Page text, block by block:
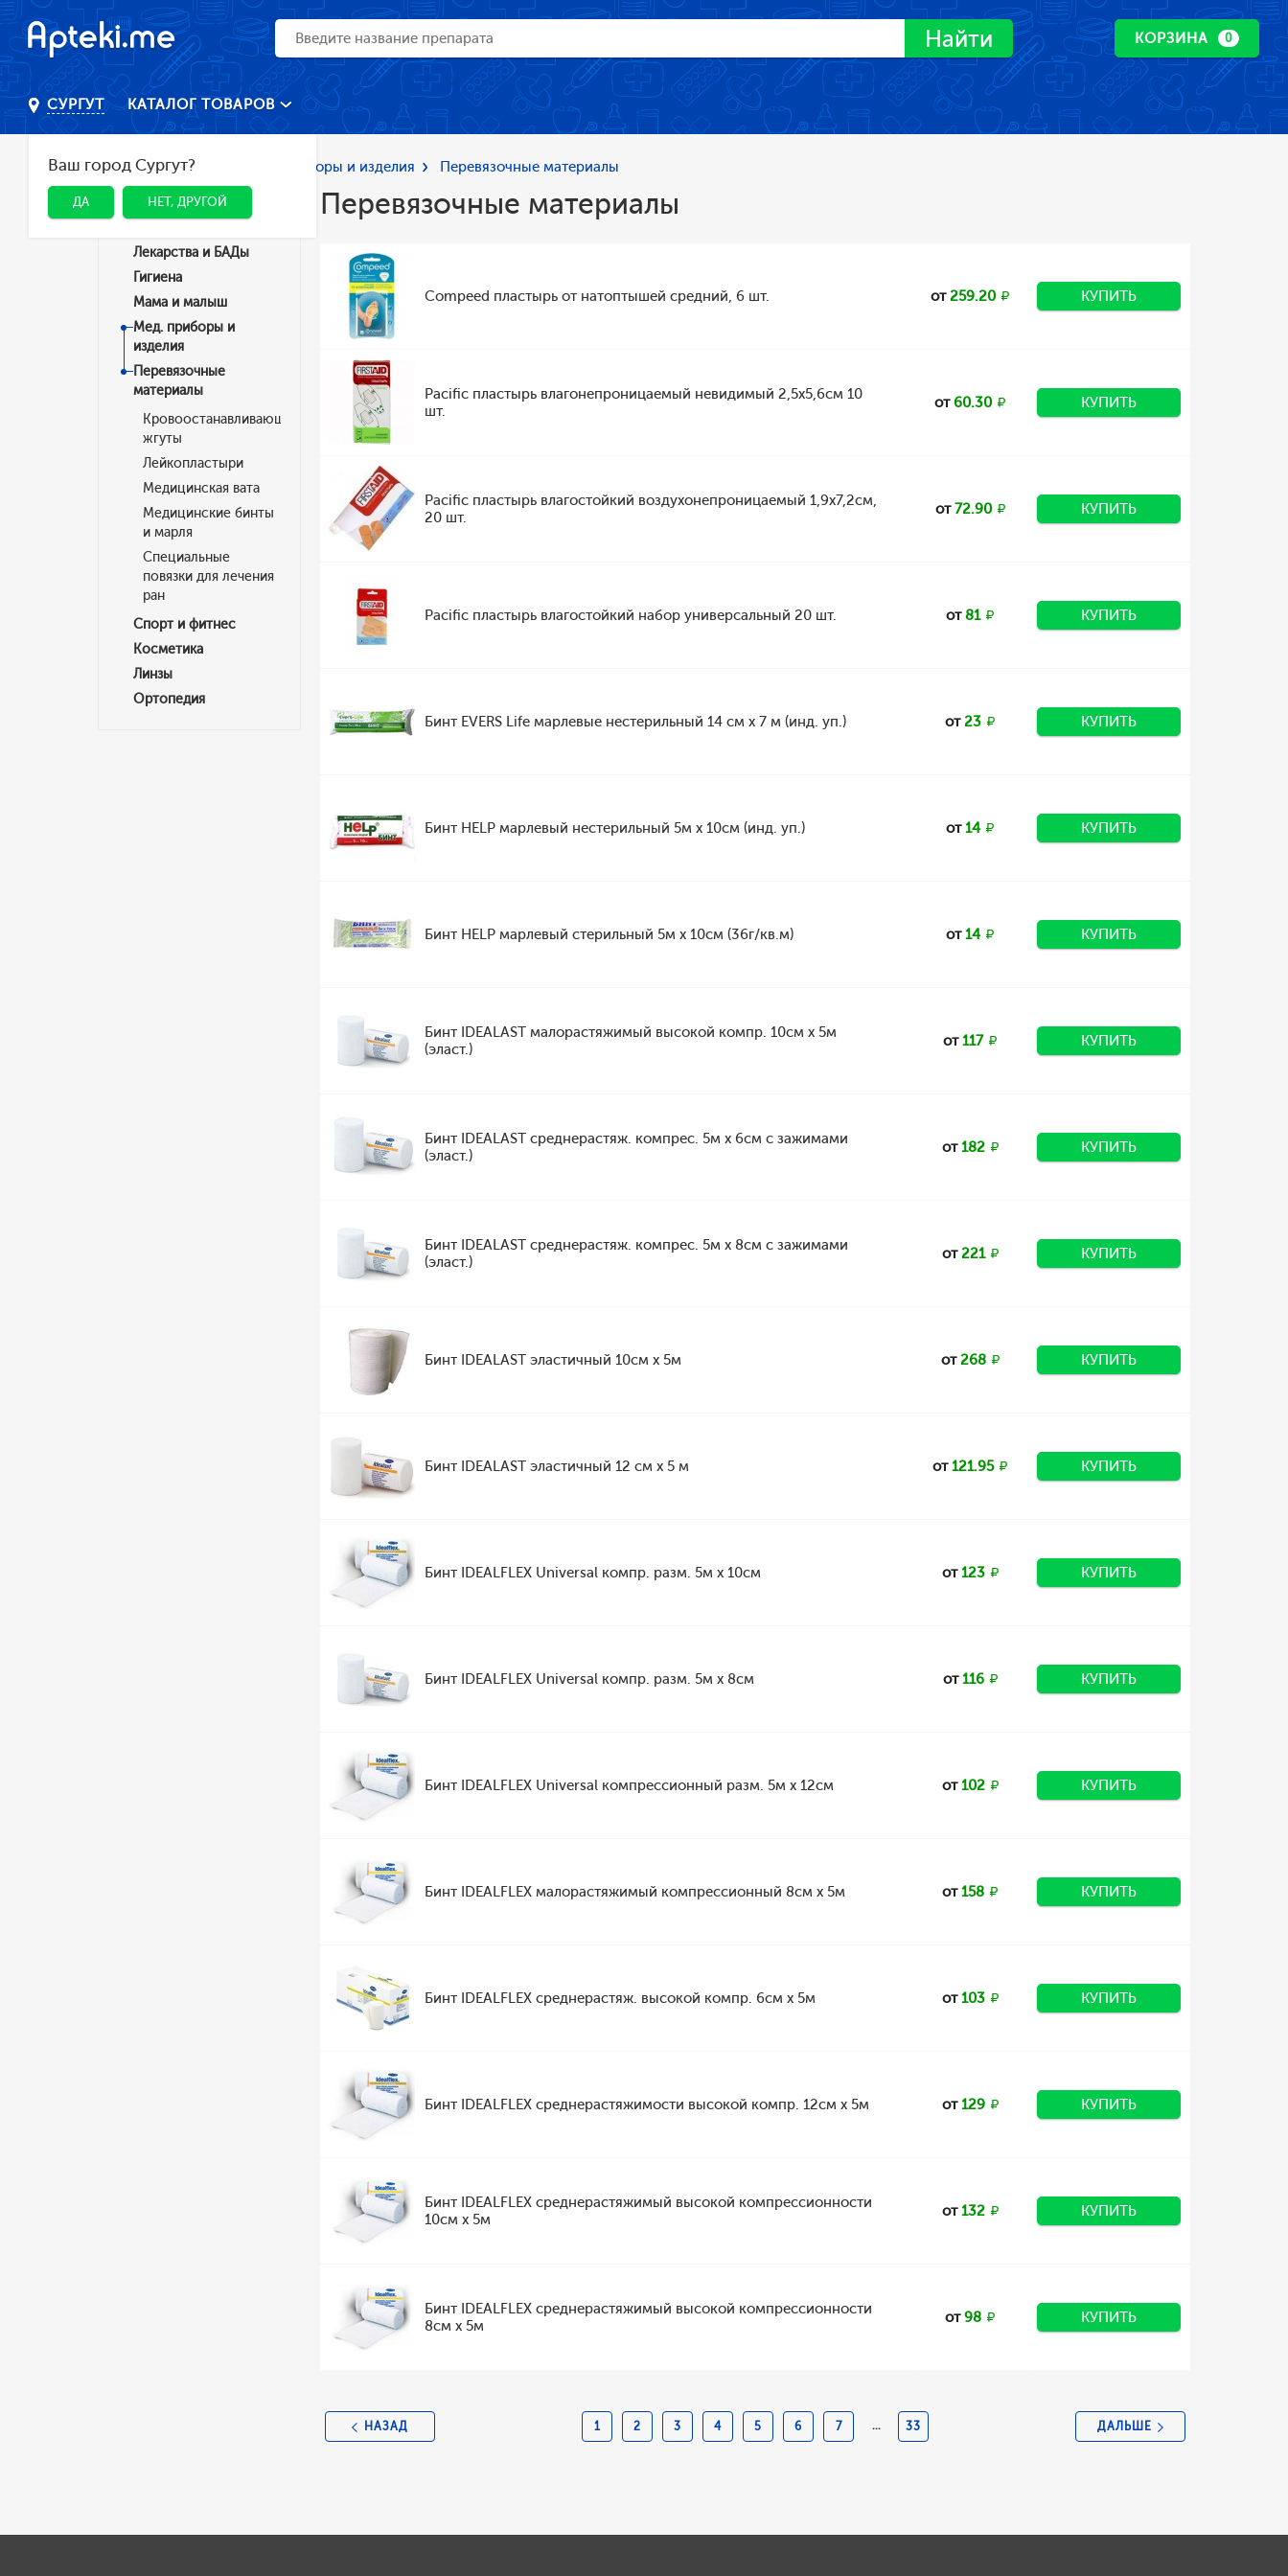
Найти КОРЗИНА 0
СУРГУТ
Ваш город Сургут?
ДА НЕТ, ДРУГОЙ
КАТАЛОГ ТОВАРОВ
Главная Каталог Мед. приборы и изделия Перевязочные материалы
Категории
Лекарства и БАДы
Гигиена
Мама и малыш
Мед. приборы и
изделия
Перевязочные
материалы
Кровоостанавливающие
жгуты
Лейкопластыри
Медицинская вата
Медицинские бинты
и марля
Специальные
повязки для лечения
ран
Спорт и фитнес
Косметика
Линзы
Ортопедия
Перевязочные материалы
Compeed пластырь от натоптышей средний, 6 шт. от259.20 КУПИТЬ
Pacific пластырь влагонепроницаемый невидимый 2,5х5,6см 10
шт.
от60.30 КУПИТЬ
Pacific пластырь влагостойкий воздухонепроницаемый 1,9х7,2см,
20 шт.
от72.90 КУПИТЬ
Pacific пластырь влагостойкий набор универсальный 20 шт. от81 КУПИТЬ
Бинт EVERS Life марлевые нестерильный 14 см х 7 м (инд. уп.) от23 КУПИТЬ
Бинт HELP марлевый нестерильный 5м х 10см (инд. уп.) от14 КУПИТЬ
Бинт HELP марлевый стерильный 5м х 10см (36г/кв.м) от14 КУПИТЬ
Бинт IDEALAST малорастяжимый высокой компр. 10см х 5м
(эласт.)
от117 КУПИТЬ
Бинт IDEALAST среднерастяж. компрес. 5м х 6см с зажимами
(эласт.)
от182 КУПИТЬ
Бинт IDEALAST среднерастяж. компрес. 5м х 8см с зажимами
(эласт.)
от221 КУПИТЬ
Бинт IDEALAST эластичный 10см х 5м от268 КУПИТЬ
Бинт IDEALAST эластичный 12 см х 5 м от121.95 КУПИТЬ
Бинт IDEALFLEX Universal компр. разм. 5м x 10см от123 КУПИТЬ
Бинт IDEALFLEX Universal компр. разм. 5м х 8cм от116 КУПИТЬ
Бинт IDEALFLEX Universal компрессионный разм. 5м x 12см от102 КУПИТЬ
Бинт IDEALFLEX малорастяжимый компрессионный 8см х 5м от158 КУПИТЬ
Бинт IDEALFLEX среднерастяж. высокой компр. 6см х 5м от103 КУПИТЬ
Бинт IDEALFLEX среднерастяжимости высокой компр. 12см х 5м от129 КУПИТЬ
Бинт IDEALFLEX среднерастяжимый высокой компрессионности
10см х 5м
от132 КУПИТЬ
Бинт IDEALFLEX среднерастяжимый высокой компрессионности
8см х 5м
от98 КУПИТЬ
НАЗАД 1 2 3 4 5 6 7 ... 33 ДАЛЬШЕ